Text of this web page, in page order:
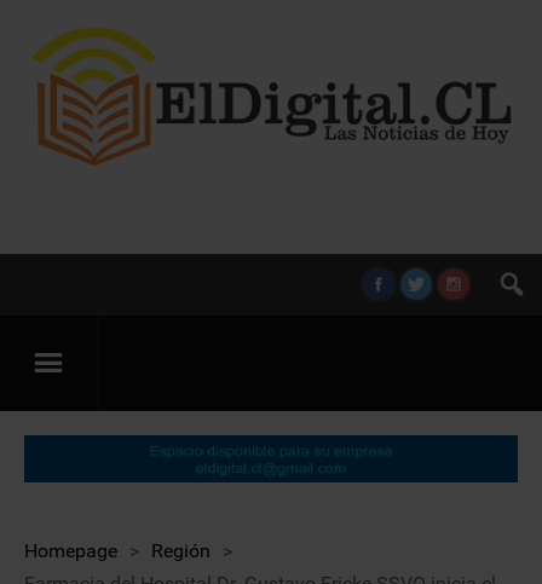
Homepage > Región
>